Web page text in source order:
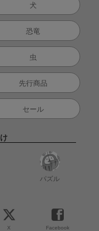
犬
恐竜
虫
先行商品
セール
パズル
X Facebook